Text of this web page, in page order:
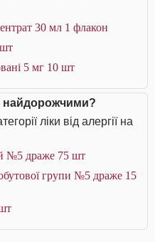
30 мл 1 флакон
5 мг 10 шт
найдорожчими?
ліки від алергії на
№5 драже 75 шт
групи №5 драже 15